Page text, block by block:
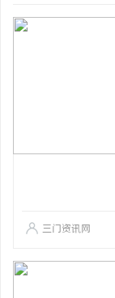
三门资讯网